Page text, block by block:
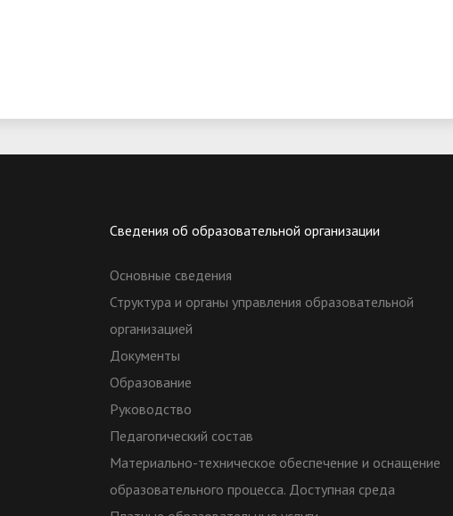
Сведения об образовательной организации
Основные сведения
Структура и органы управления образовательной
организацией
Документы
Образование
Руководство
Педагогический состав
Материально-техническое обеспечение и оснащение
образовательного процесса. Доступная среда